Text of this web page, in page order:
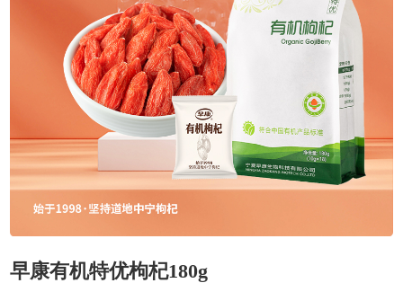
早康有机特优枸杞180g